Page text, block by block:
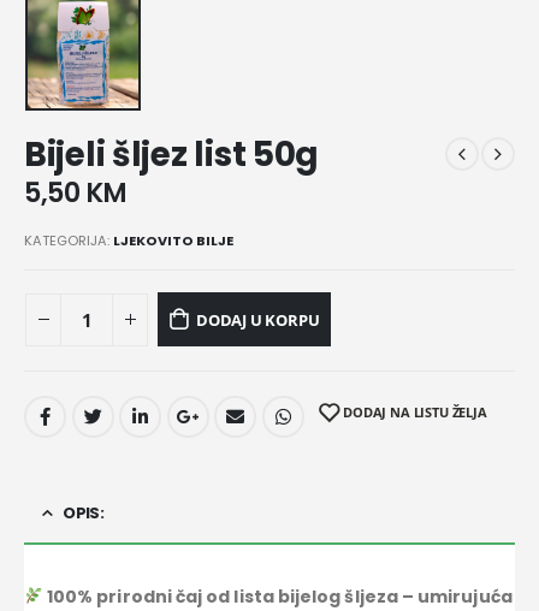
Bijeli šljez list 50g
5,50 KM
KATEGORIJA: LJEKOVITO BILJE
DODAJ U KORPU
DODAJ NA LISTU ŽELJA
OPIS:
100% prirodni čaj od lista bijelog šljeza – umirujuća